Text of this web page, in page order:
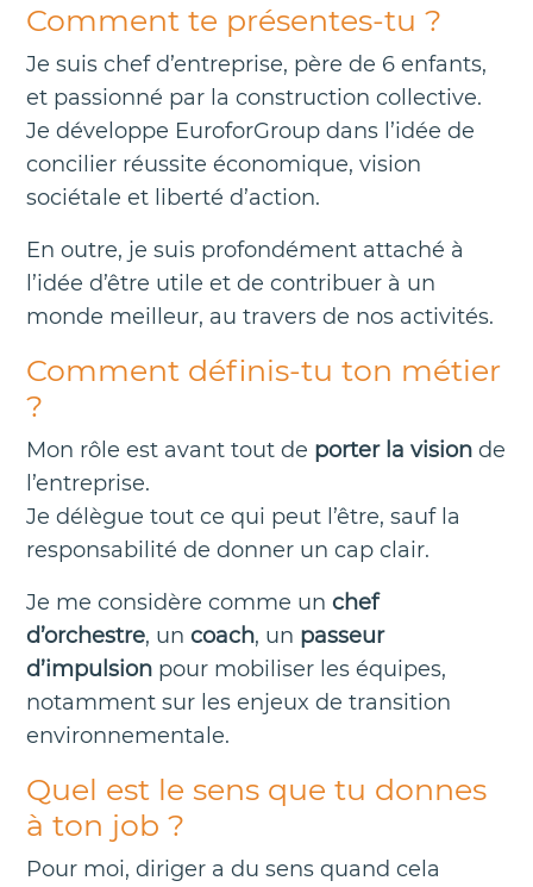
Comment te présentes-tu ?
Je suis chef d’entreprise, père de 6 enfants,
et passionné par la construction collective.
Je développe EuroforGroup dans l’idée de
concilier réussite économique, vision
sociétale et liberté d’action.
En outre, je suis profondément attaché à
l’idée d’être utile et de contribuer à un
monde meilleur, au travers de nos activités.
Comment définis-tu ton métier
?
Mon rôle est avant tout de porter la vision de
l’entreprise.
Je délègue tout ce qui peut l’être, sauf la
responsabilité de donner un cap clair.
Je me considère comme un chef
d’orchestre, un coach, un passeur
d’impulsion pour mobiliser les équipes,
notamment sur les enjeux de transition
environnementale.
Quel est le sens que tu donnes
à ton job ?
Pour moi, diriger a du sens quand cela